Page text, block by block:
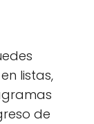
listas,
de